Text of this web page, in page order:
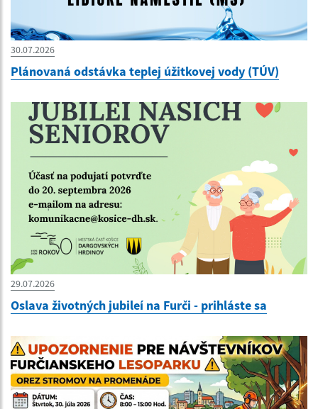
30.07.2026
Plánovaná odstávka teplej úžitkovej vody (TÚV)
29.07.2026
Oslava životných jubileí na Furči - prihláste sa